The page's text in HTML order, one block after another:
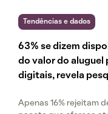
Tendências e dados
63% se dizem
do valor do aluguel
digitais, revela
Apenas 16% rejeitam